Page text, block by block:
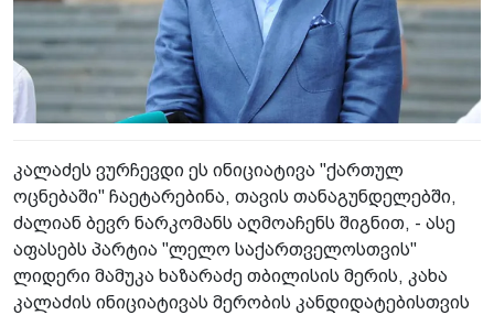
კალაძეს ვურჩევდი ეს ინიციატივა "ქართულ
ოცნებაში" ჩაეტარებინა, თავის თანაგუნდელებში,
ძალიან ბევრ ნარკომანს აღმოაჩენს შიგნით, - ასე
აფასებს პარტია "ლელო საქართველოსთვის"
ლიდერი მამუკა ხაზარაძე თბილისის მერის, კახა
კალაძის ინიციატივას მერობის კანდიდატებისთვის